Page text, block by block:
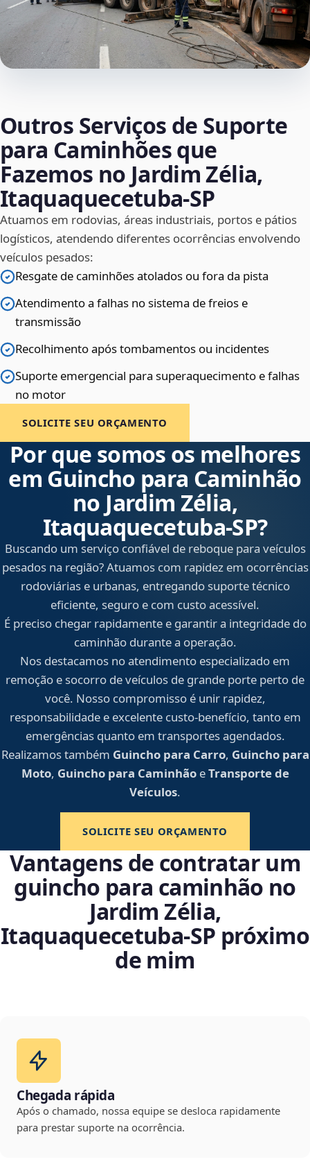
Outros Serviços de Suporte
para Caminhões que
Fazemos no Jardim Zélia,
Itaquaquecetuba‑SP
Atuamos em rodovias, áreas industriais, portos e pátios
logísticos, atendendo diferentes ocorrências envolvendo
veículos pesados:
Resgate de caminhões atolados ou fora da pista
Atendimento a falhas no sistema de freios e
transmissão
Recolhimento após tombamentos ou incidentes
Suporte emergencial para superaquecimento e falhas
no motor
SOLICITE SEU ORÇAMENTO
Por que somos os melhores
em Guincho para Caminhão
no Jardim Zélia,
Itaquaquecetuba‑SP?
Buscando um serviço confiável de reboque para veículos
pesados na região? Atuamos com rapidez em ocorrências
rodoviárias e urbanas, entregando suporte técnico
eficiente, seguro e com custo acessível.
É preciso chegar rapidamente e garantir a integridade do
caminhão durante a operação.
Nos destacamos no atendimento especializado em
remoção e socorro de veículos de grande porte perto de
você. Nosso compromisso é unir rapidez,
responsabilidade e excelente custo-benefício, tanto em
emergências quanto em transportes agendados.
Realizamos também Guincho para Carro, Guincho para
Moto, Guincho para CaminhãoeTransporte de
Veículos.
SOLICITE SEU ORÇAMENTO
Vantagens de contratar um
guincho para caminhão no
Jardim Zélia,
Itaquaquecetuba‑SP próximo
de mim
Chegada rápida
Após o chamado, nossa equipe se desloca rapidamente
para prestar suporte na ocorrência.